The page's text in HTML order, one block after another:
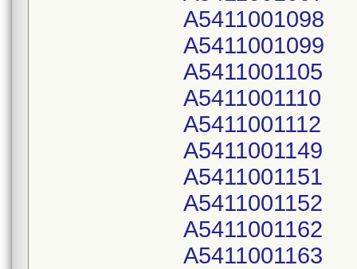
A5411001098
A5411001099
A5411001105
A5411001110
A5411001112
A5411001149
A5411001151
A5411001152
A5411001162
A5411001163